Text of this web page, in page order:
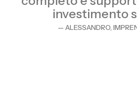
investimento
— ALESSANDRO,